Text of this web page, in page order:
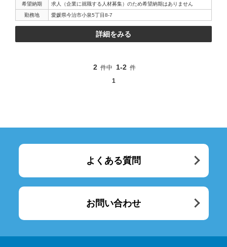
希望納期
求人（企業に就職する人材募集）のため希望納期はありません
勤務地
愛媛県今治市小泉5丁目8-7
詳細をみる
2 件中 1-2 件
1
よくある質問
お問い合わせ